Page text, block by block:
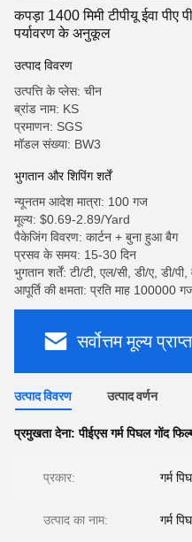
कपड़ा 1400 मिमी टीपीयू ईवा पीए
पर्यावरण के अनुकूल
उत्पाद विवरण
उत्पत्ति के प्लेस: चीन
ब्रांड नाम: KS
प्रमाणन: SGS
मॉडल संख्या: BW3
भुगतान और शिपिंग शर्तें
न्यूनतम आदेश मात्रा: 100 गज
मूल्य: $0.69-2.89/Yard
पैकेजिंग विवरण: कार्टन + बुना हुआ बैग
प्रसव के समय: 15-30 दिन
भुगतान शर्तें: टी/टी, एल/सी, डी/ए, डी/पी,
आपूर्ति की क्षमता: प्रति माह 100000
सर्वोत्तम मूल्य
उत्पाद विवरण उत्पाद वर्णन
प्रमुखता देना:पीईएस गर्म पिघल गोंद
प्रकार: गर्म
उत्पाद का नाम: गर्म